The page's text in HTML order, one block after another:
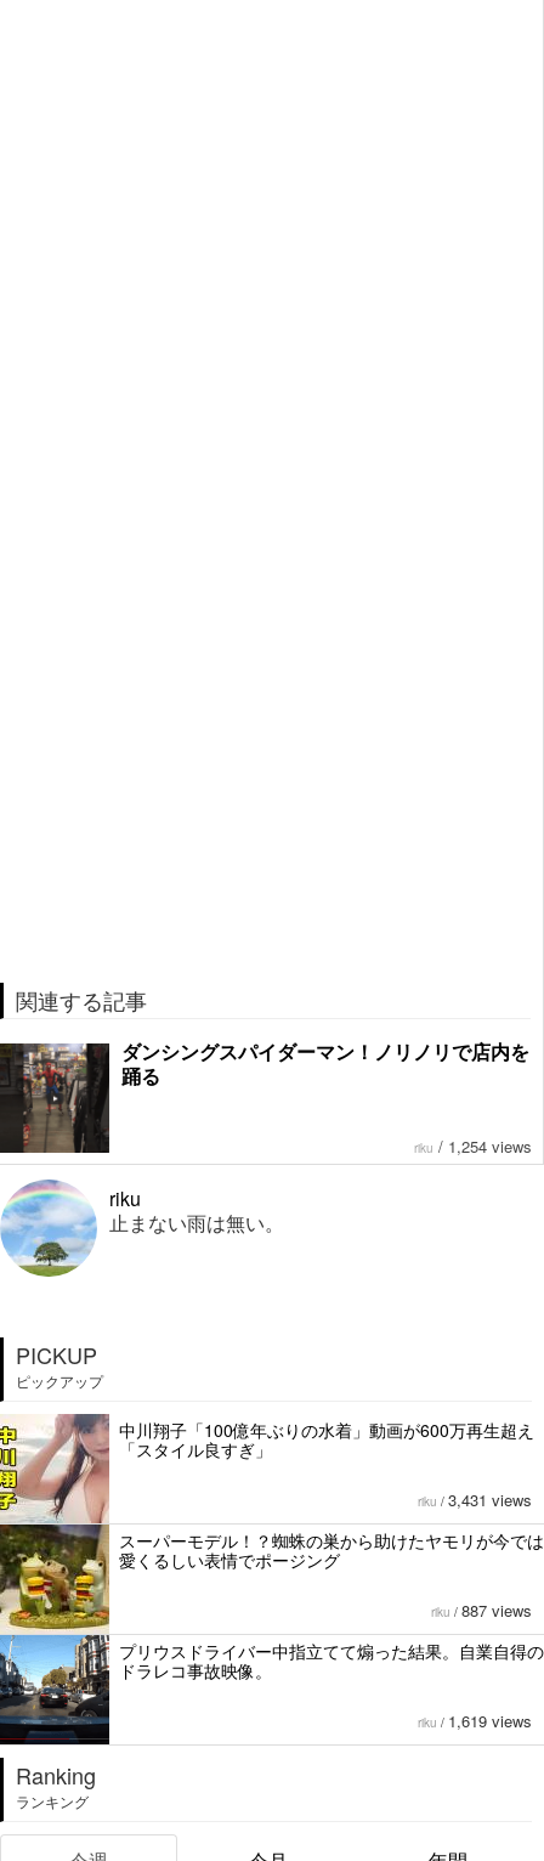
関連する記事
ダンシングスパイダーマン！ノリノリで店内を
踊る
riku / 1,254 views
riku
止まない雨は無い。
PICKUP
ピックアップ
中川翔子「100億年ぶりの水着」動画が600万再生超え
「スタイル良すぎ」
riku / 3,431 views
スーパーモデル！？蜘蛛の巣から助けたヤモリが今では
愛くるしい表情でポージング
riku / 887 views
プリウスドライバー中指立てて煽った結果。自業自得の
ドラレコ事故映像。
riku / 1,619 views
Ranking
ランキング